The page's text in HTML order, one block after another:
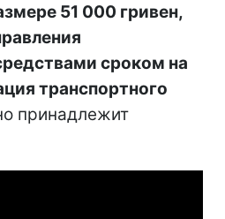
51 000 гривен,
сроком на
транспортного
принадлежит